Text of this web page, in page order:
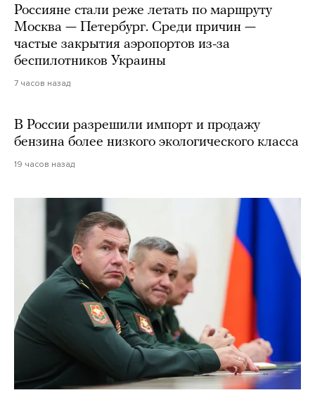
Россияне стали реже летать по маршруту
Москва — Петербург. Среди причин —
частые закрытия аэропортов из-за
беспилотников Украины
7 часов назад
В России разрешили импорт и продажу
бензина более низкого экологического класса
19 часов назад